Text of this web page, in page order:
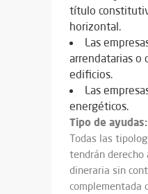
título
horizontal.
Las
arrendatarias o
edificios.
Las
energéticos.
Tipo de ayudas:
Todas las
tendrán derecho
dineraria sin
complementada